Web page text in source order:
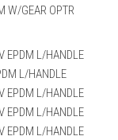
W/GEAR OPTR
EPDM L/HANDLE
L/HANDLE
EPDM L/HANDLE
EPDM L/HANDLE
EPDM L/HANDLE